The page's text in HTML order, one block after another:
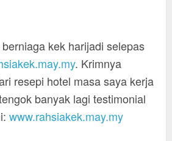
kek harijadi selepas
. Krimnya
resepi hotel masa saya kerja
banyak lagi testimonial
www.rahsiakek.may.my